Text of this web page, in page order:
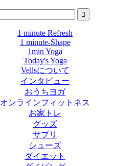
1 minute Refresh
1 minute-Shape
1min Yoga
Today's Yoga
Vellsについて
インタビュー
おうちヨガ
オンラインフィットネス
お家トレ
グッズ
サプリ
シューズ
ダイエット